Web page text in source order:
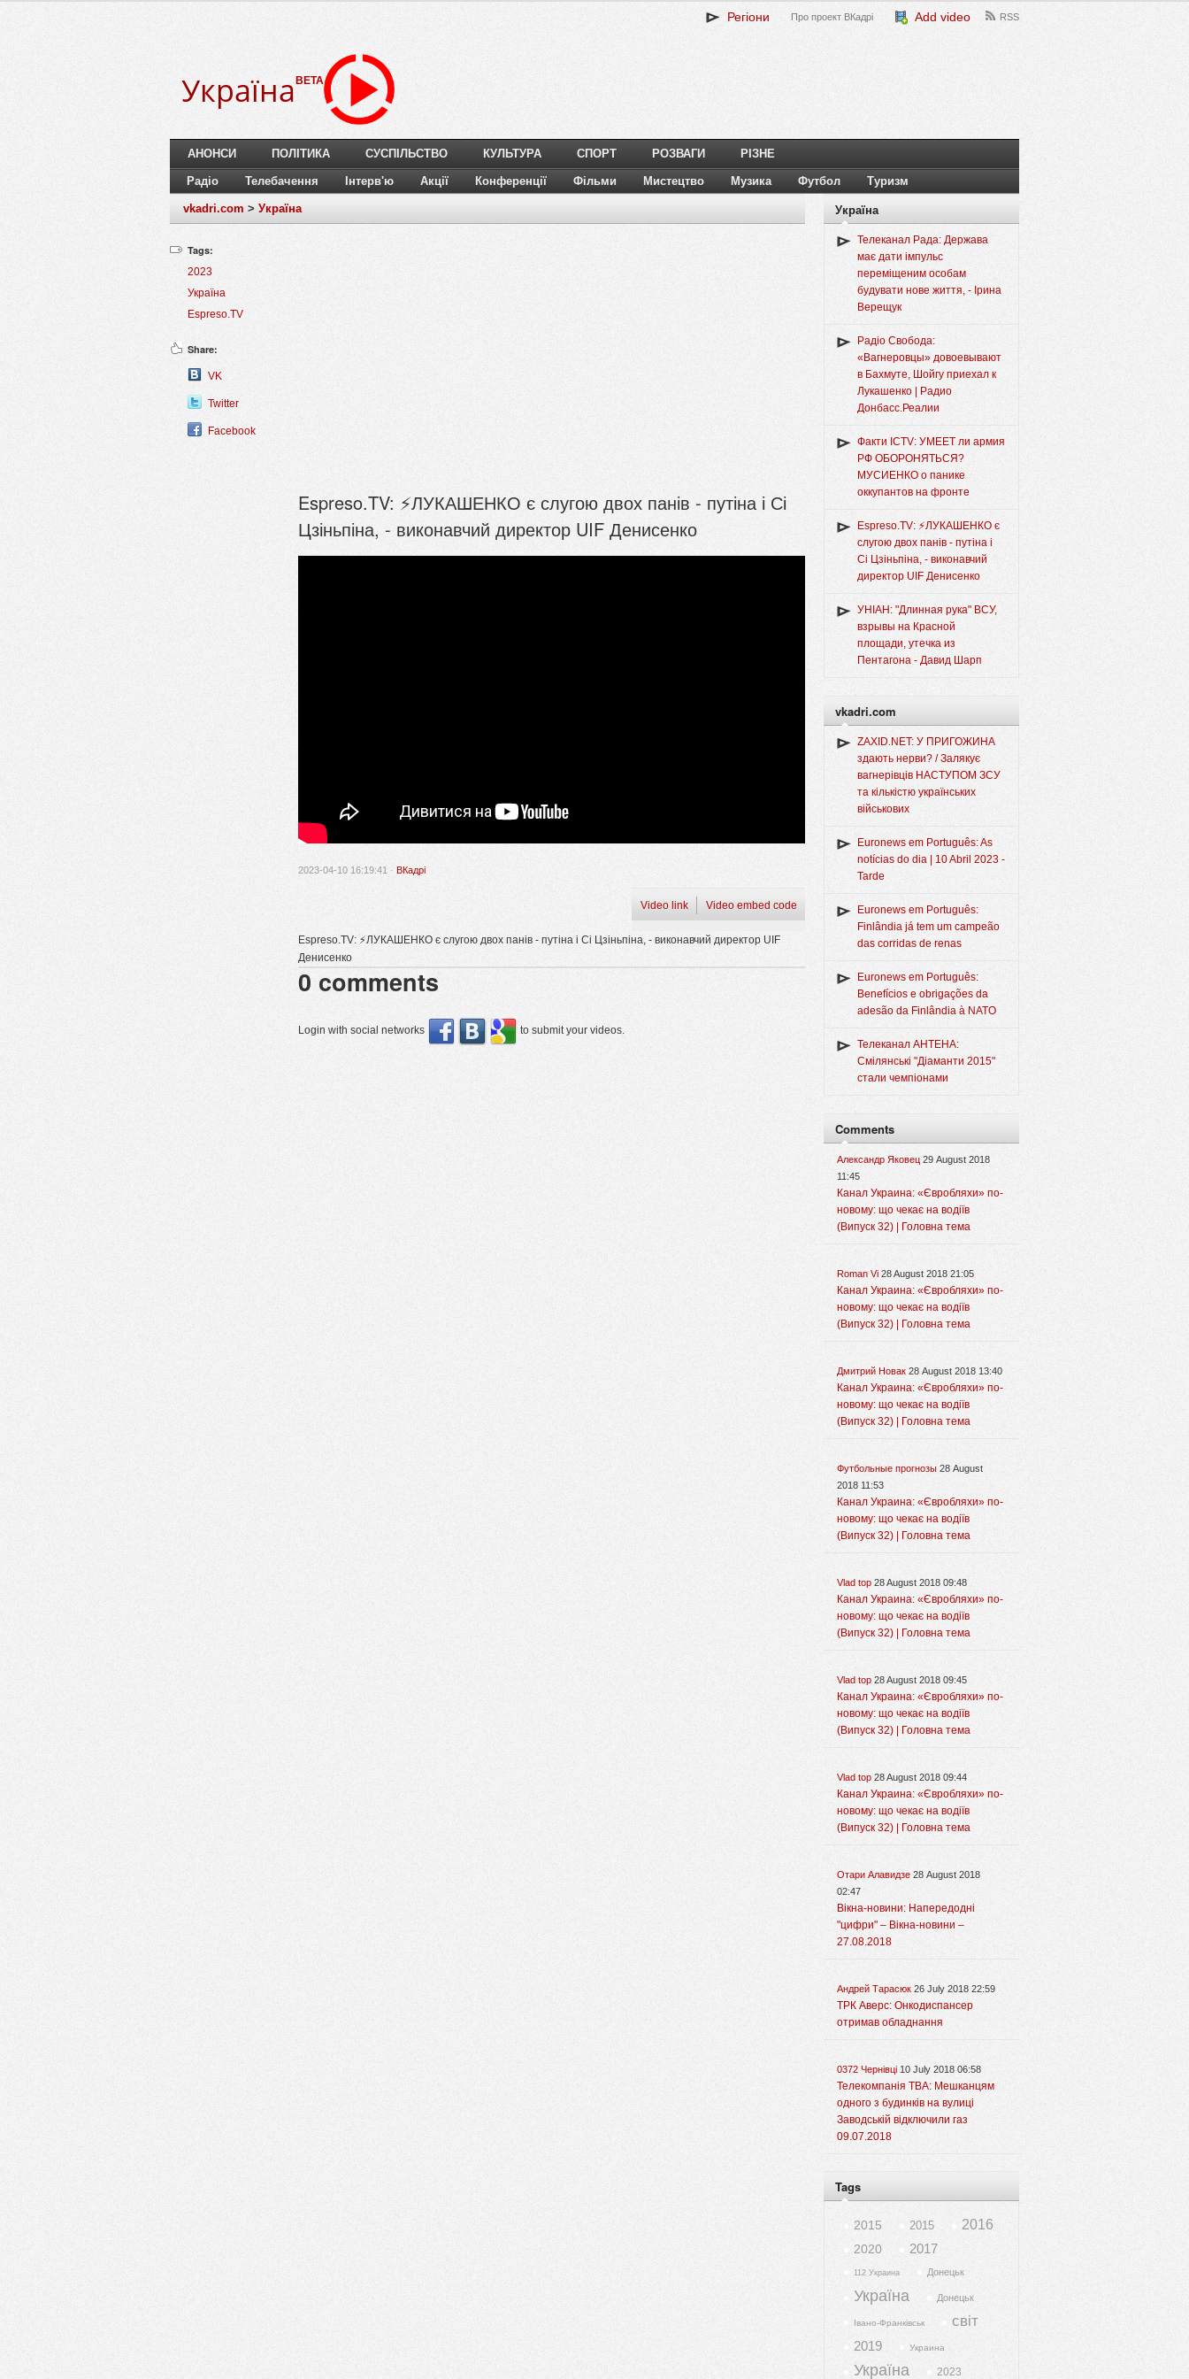
Регіони Про проект ВКадрі Add video RSS
Україна BETA
АНОНСИ ПОЛІТИКА СУСПІЛЬСТВО КУЛЬТУРА СПОРТ РОЗВАГИ РІЗНЕ
Радіо Телебачення Інтерв'ю Акції Конференції Фільми Мистецтво Музика Футбол Туризм
vkadri.com > Україна
Tags:
2023
Україна
Espreso.TV
Share:
VK
Twitter
Facebook
Espreso.TV: ⚡ЛУКАШЕНКО є слугою двох панів - путіна і Сі
Цзіньпіна, - виконавчий директор UIF Денисенко
2023-04-10 16:19:41 · ВКадрі
Video link Video embed code
Espreso.TV: ⚡ЛУКАШЕНКО є слугою двох панів - путіна і Сі Цзіньпіна, - виконавчий директор UIF
Денисенко
0 comments
Login with social networks to submit your videos.
Україна
Телеканал Рада: Держава
має дати імпульс
переміщеним особам
будувати нове життя, - Ірина
Верещук
Радіо Свобода:
«Вагнеровцы» довоевывают
в Бахмуте, Шойгу приехал к
Лукашенко | Радио
Донбасс.Реалии
Факти ICTV: УМЕЕТ ли армия
РФ ОБОРОНЯТЬСЯ?
МУСИЕНКО о панике
оккупантов на фронте
Espreso.TV: ⚡ЛУКАШЕНКО є
слугою двох панів - путіна і
Сі Цзіньпіна, - виконавчий
директор UIF Денисенко
УНІАН: "Длинная рука" ВСУ,
взрывы на Красной
площади, утечка из
Пентагона - Давид Шарп
vkadri.com
ZAXID.NET: У ПРИГОЖИНА
здають нерви? / Залякує
вагнерівців НАСТУПОМ ЗСУ
та кількістю українських
військових
Euronews em Português: As
notícias do dia | 10 Abril 2023 -
Tarde
Euronews em Português:
Finlândia já tem um campeão
das corridas de renas
Euronews em Português:
Benefícios e obrigações da
adesão da Finlândia à NATO
Телеканал АНТЕНА:
Смілянські "Діаманти 2015"
стали чемпіонами
Comments
Александр Яковец 29 August 2018
11:45
Канал Украина: «Євробляхи» по-
новому: що чекає на водіїв
(Випуск 32) | Головна тема
Roman Vi 28 August 2018 21:05
Канал Украина: «Євробляхи» по-
новому: що чекає на водіїв
(Випуск 32) | Головна тема
Дмитрий Новак 28 August 2018 13:40
Канал Украина: «Євробляхи» по-
новому: що чекає на водіїв
(Випуск 32) | Головна тема
Футбольные прогнозы 28 August
2018 11:53
Канал Украина: «Євробляхи» по-
новому: що чекає на водіїв
(Випуск 32) | Головна тема
Vlad top 28 August 2018 09:48
Канал Украина: «Євробляхи» по-
новому: що чекає на водіїв
(Випуск 32) | Головна тема
Vlad top 28 August 2018 09:45
Канал Украина: «Євробляхи» по-
новому: що чекає на водіїв
(Випуск 32) | Головна тема
Vlad top 28 August 2018 09:44
Канал Украина: «Євробляхи» по-
новому: що чекає на водіїв
(Випуск 32) | Головна тема
Отари Алавидзе 28 August 2018
02:47
Вікна-новини: Напередодні
"цифри" – Вікна-новини –
27.08.2018
Андрей Тарасюк 26 July 2018 22:59
ТРК Аверс: Онкодиспансер
отримав обладнання
0372 Чернівці 10 July 2018 06:58
Телекомпанія ТВА: Мешканцям
одного з будинків на вулиці
Заводській відключили газ
09.07.2018
Tags
2015 2015 2016
2020 2017
112 Украина Донецьк
Україна Донецьк
Івано-Франківськ світ
2019 Украина
Україна 2023